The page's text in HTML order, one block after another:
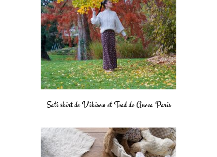
Sati skirt de Vikisew et Toad de Ancea Paris